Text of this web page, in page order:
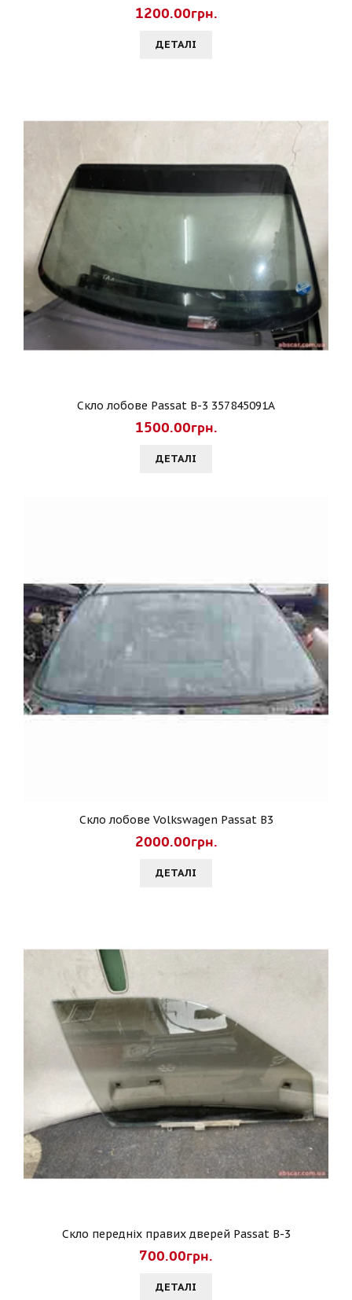
1200.00грн.
ДЕТАЛI
Скло лобове Passat B-3 357845091A
1500.00грн.
ДЕТАЛI
Скло лобове Volkswagen Passat B3
2000.00грн.
ДЕТАЛI
Скло передніх правих дверей Passat B-3
700.00грн.
ДЕТАЛI